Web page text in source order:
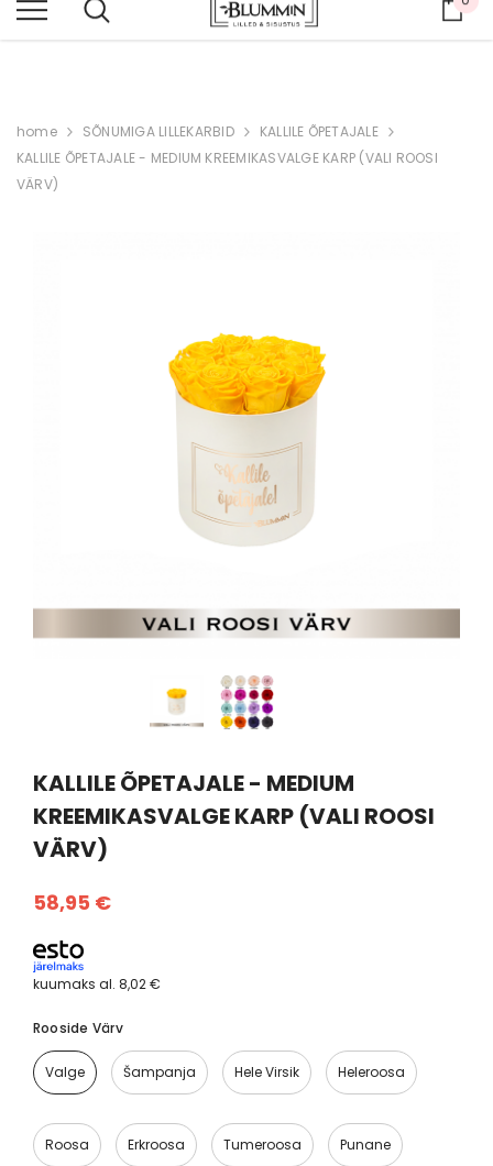
KUNI -70% SUVEALE
home SÕNUMIGA LILLEKARBID
KALLILE ÕPETAJALE
KALLILE ÕPETAJALE - MEDIUM KREEMIKASVALGE KARP (VALI ROOSI
VÄRV)
KALLILE ÕPETAJALE - MEDIUM
KREEMIKASVALGE KARP (VALI ROOSI
VÄRV)
58,95 €
kuumaks al. 8,02 €
Rooside Värv
Valge Šampanja Hele Virsik Heleroosa
Roosa Erkroosa Tumeroosa Punane